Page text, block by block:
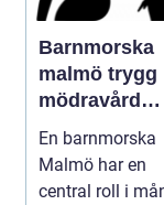
Barnmorska
malmö trygg
mödravård
genom hela
En barnmorska
Malmö har en
central roll i